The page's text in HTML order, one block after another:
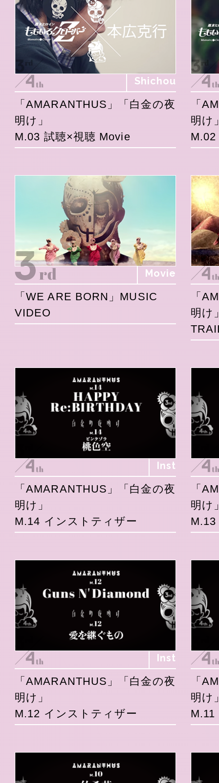
Shichou
「AMARANTHUS」「白金の夜
明け」
M.03 試聴×視聴 Movie
「
明け
Movie
「WE ARE BORN」MUSIC
VIDEO
「
明け
Inst
「AMARANTHUS」「白金の夜
明け」
M.14 インストティザー
「
明け
Inst
「AMARANTHUS」「白金の夜
明け」
M.12 インストティザー
「
明け